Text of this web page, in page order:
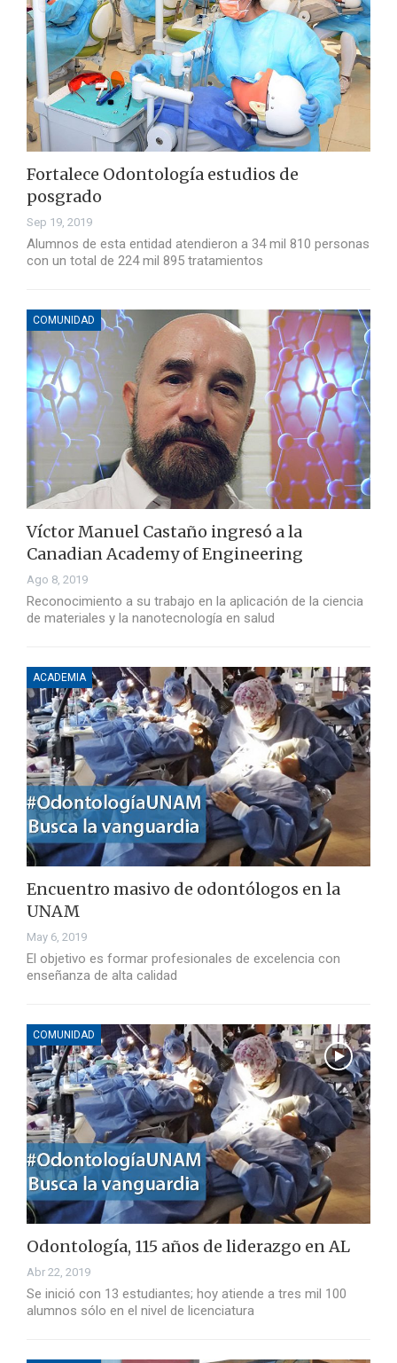
Fortalece Odontología estudios de
posgrado
Sep 19, 2019
Alumnos de esta entidad atendieron a 34 mil 810 personas
con un total de 224 mil 895 tratamientos
COMUNIDAD
Víctor Manuel Castaño ingresó a la
Canadian Academy of Engineering
Ago 8, 2019
Reconocimiento a su trabajo en la aplicación de la ciencia
de materiales y la nanotecnología en salud
ACADEMIA
Encuentro masivo de odontólogos en la
UNAM
May 6, 2019
El objetivo es formar profesionales de excelencia con
enseñanza de alta calidad
COMUNIDAD
Odontología, 115 años de liderazgo en AL
Abr 22, 2019
Se inició con 13 estudiantes; hoy atiende a tres mil 100
alumnos sólo en el nivel de licenciatura